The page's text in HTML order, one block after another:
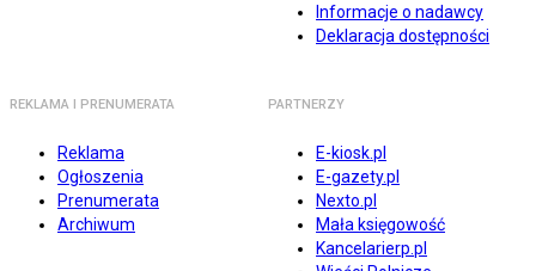
Informacje o nadawcy
Deklaracja dostępności
REKLAMA I PRENUMERATA
Reklama
Ogłoszenia
Prenumerata
Archiwum
PARTNERZY
E-kiosk.pl
E-gazety.pl
Nexto.pl
Mała księgowość
Kancelarierp.pl